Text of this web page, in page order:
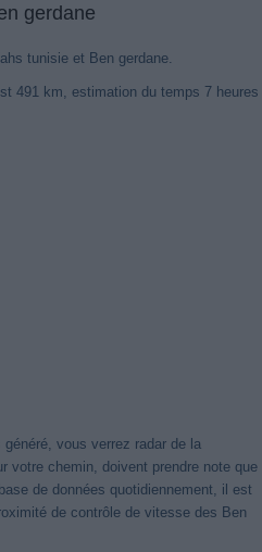
gerdane
tunisie et Ben gerdane.
491 km, estimation du temps 7 heures
vous verrez radar de la
votre chemin, doivent prendre note que
de données quotidiennement, il est
de contrôle de vitesse des Ben